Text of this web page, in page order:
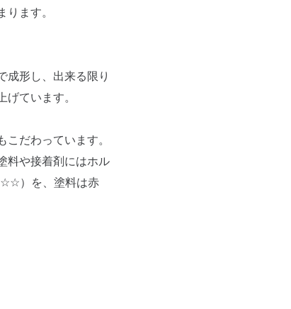
ます。
成形し、出来る限り
ています。
だわっています。
料や接着剤にはホル
）を、塗料は赤